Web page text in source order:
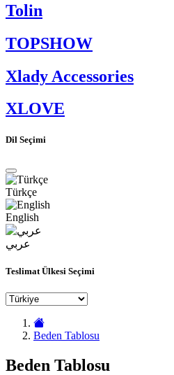
Tolin
TOPSHOW
Xlady Accessories
XLOVE
Dil Seçimi
Türkçe
English
عربي
Teslimat Ülkesi Seçimi
Beden Tablosu
Beden Tablosu